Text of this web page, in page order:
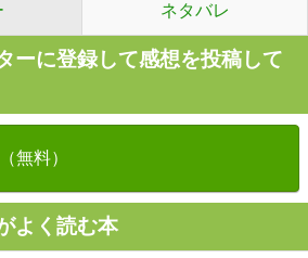
ネタバレ
ーに登録して感想を投稿して
無料）
よく読む本